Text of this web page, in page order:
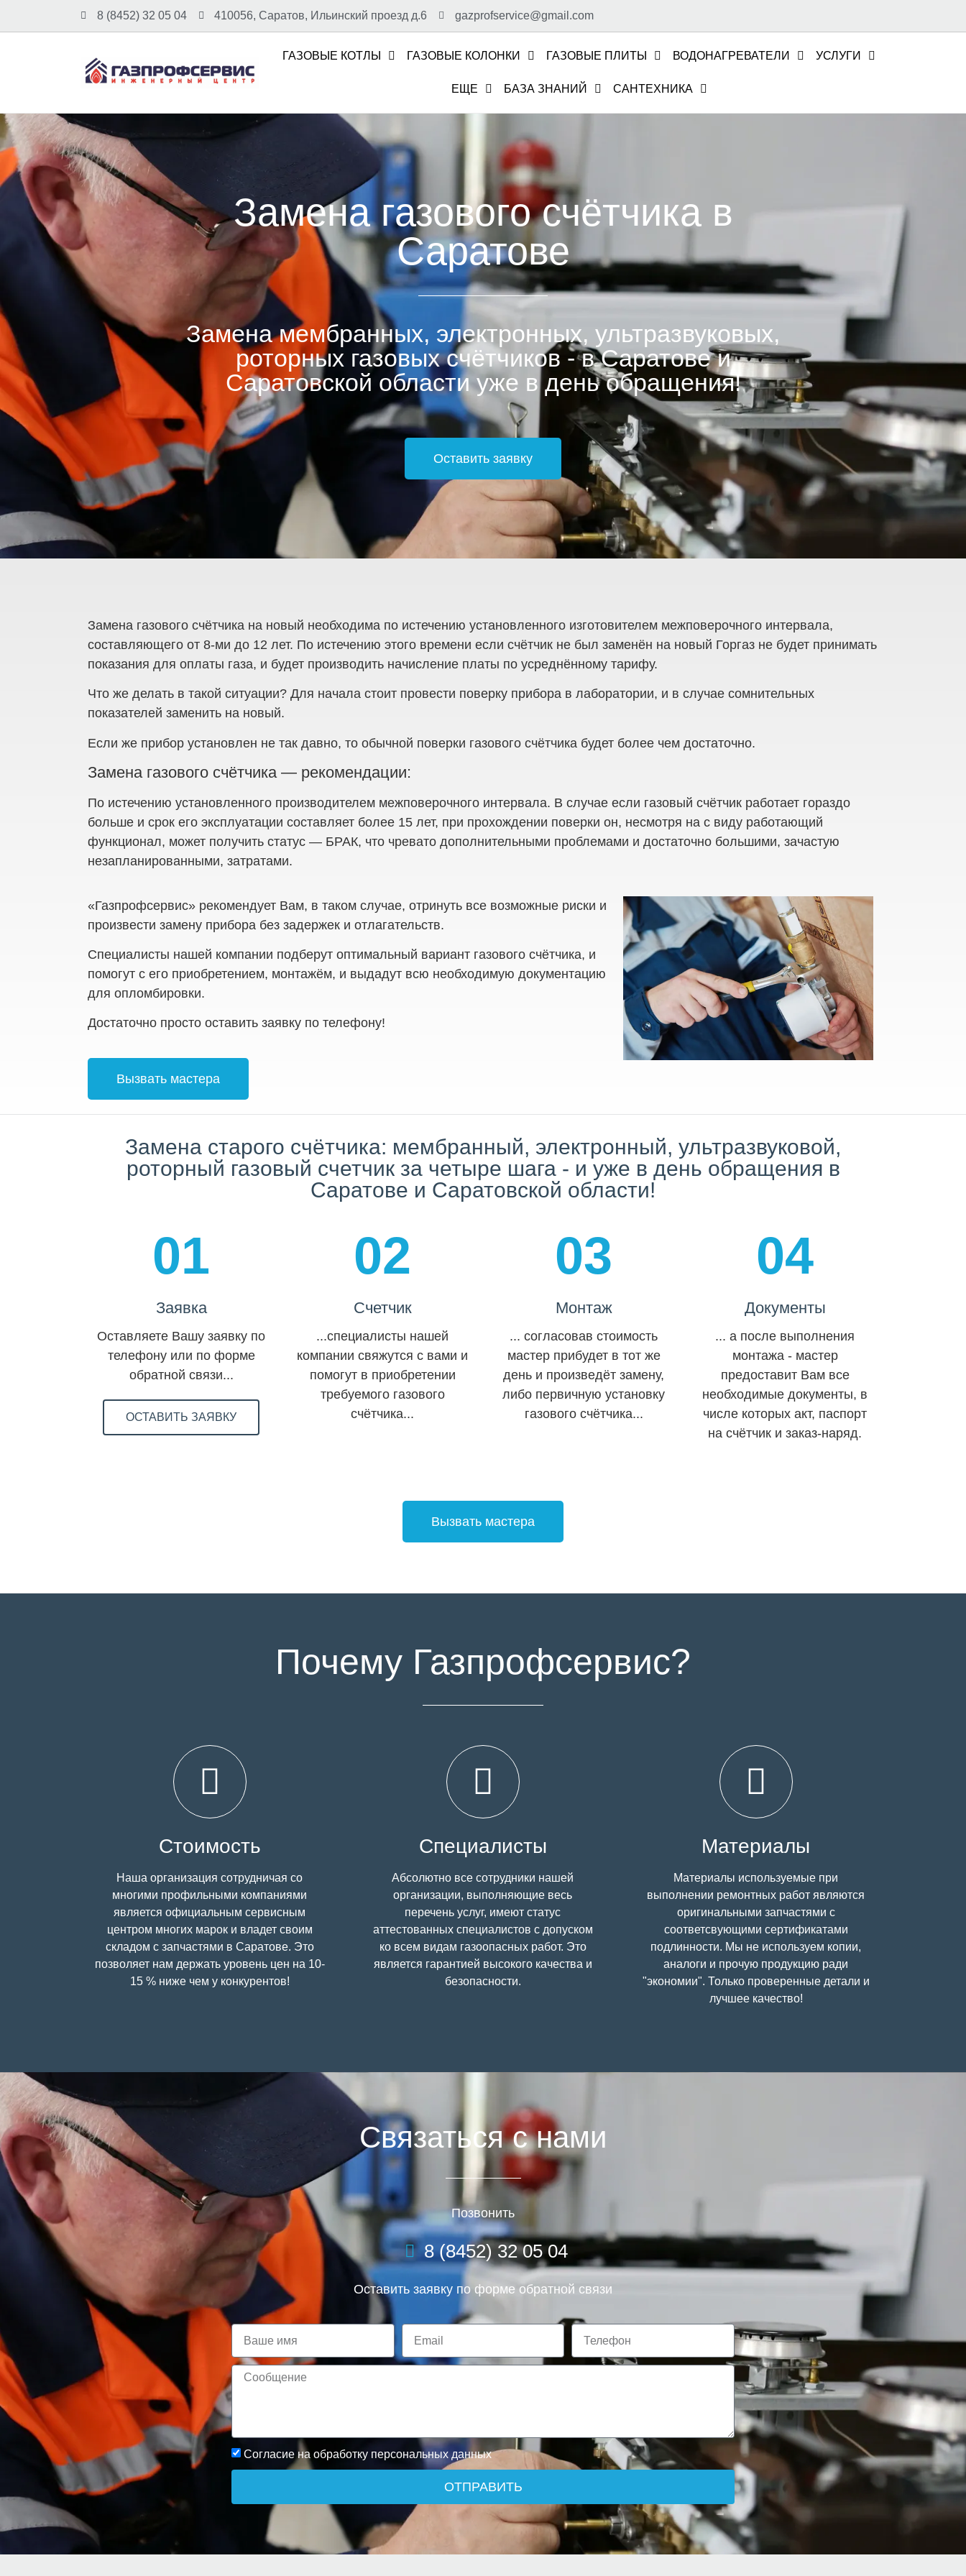
8 (8452) 32 05 04 410056, Саратов, Ильинский проезд д.6 gazprofservice@gmail.com
ГАЗОВЫЕ КОТЛЫ ГАЗОВЫЕ КОЛОНКИ ГАЗОВЫЕ ПЛИТЫ ВОДОНАГРЕВАТЕЛИ УСЛУГИ
ЕЩЕ БАЗА ЗНАНИЙ САНТЕХНИКА
Замена газового счётчика в
Саратове
Замена мембранных, электронных, ультразвуковых,
роторных газовых счётчиков - в Саратове и
Саратовской области уже в день обращения!
Оставить заявку
Замена газового счётчика на новый необходима по истечению установленного изготовителем межповерочного интервала,
составляющего от 8-ми до 12 лет. По истечению этого времени если счётчик не был заменён на новый Горгаз не будет принимать
показания для оплаты газа, и будет производить начисление платы по усреднённому тарифу.
Что же делать в такой ситуации? Для начала стоит провести поверку прибора в лаборатории, и в случае сомнительных
показателей заменить на новый.
Если же прибор установлен не так давно, то обычной поверки газового счётчика будет более чем достаточно.
Замена газового счётчика — рекомендации:
По истечению установленного производителем межповерочного интервала. В случае если газовый счётчик работает гораздо
больше и срок его эксплуатации составляет более 15 лет, при прохождении поверки он, несмотря на с виду работающий
функционал, может получить статус — БРАК, что чревато дополнительными проблемами и достаточно большими, зачастую
незапланированными, затратами.
«Газпрофсервис» рекомендует Вам, в таком случае, отринуть все возможные риски и
произвести замену прибора без задержек и отлагательств.
Специалисты нашей компании подберут оптимальный вариант газового счётчика, и
помогут с его приобретением, монтажём, и выдадут всю необходимую документацию
для опломбировки.
Достаточно просто оставить заявку по телефону!
Вызвать мастера
Замена старого счётчика: мембранный, электронный, ультразвуковой,
роторный газовый счетчик за четыре шага - и уже в день обращения в
Саратове и Саратовской области!
01
Заявка
Оставляете Вашу заявку по
телефону или по форме
обратной связи...
ОСТАВИТЬ ЗАЯВКУ
02
Счетчик
...специалисты нашей
компании свяжутся с вами и
помогут в приобретении
требуемого газового
счётчика...
03
Монтаж
... согласовав стоимость
мастер прибудет в тот же
день и произведёт замену,
либо первичную установку
газового счётчика...
04
Документы
... а после выполнения
монтажа - мастер
предоставит Вам все
необходимые документы, в
числе которых акт, паспорт
на счётчик и заказ-наряд.
Вызвать мастера
Почему Газпрофсервис?
Стоимость
Наша организация сотрудничая со
многими профильными компаниями
является официальным сервисным
центром многих марок и владет своим
складом с запчастями в Саратове. Это
позволяет нам держать уровень цен на 10-
15 % ниже чем у конкурентов!
Специалисты
Абсолютно все сотрудники нашей
организации, выполняющие весь
перечень услуг, имеют статус
аттестованных специалистов с допуском
ко всем видам газоопасных работ. Это
является гарантией высокого качества и
безопасности.
Материалы
Материалы используемые при
выполнении ремонтных работ являются
оригинальными запчастями с
соответсвующими сертификатами
подлинности. Мы не используем копии,
аналоги и прочую продукцию ради
"экономии". Только проверенные детали и
лучшее качество!
Связаться с нами
Позвонить
8 (8452) 32 05 04
Оставить заявку по форме обратной связи
Согласие на обработку персональных данных
ОТПРАВИТЬ